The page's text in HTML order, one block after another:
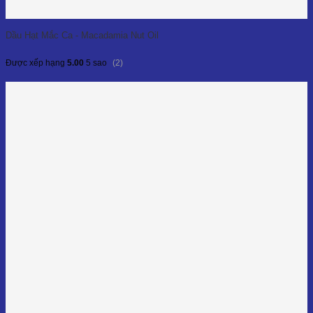
Dầu Hạt Mắc Ca - Macadamia Nut Oil
Được xếp hạng 5.00 5 sao (2)